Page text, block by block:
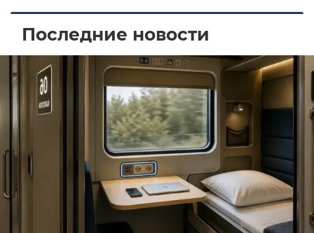
Последние новости